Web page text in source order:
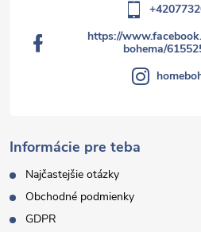
Informácie pre teba
Najčastejšie otázky
Obchodné podmienky
GDPR
https://
bohema/